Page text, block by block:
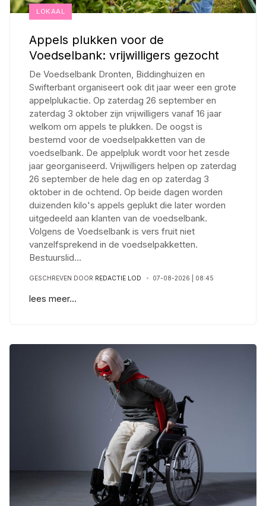
LOKAAL
Appels plukken voor de
Voedselbank: vrijwilligers gezocht
De Voedselbank Dronten, Biddinghuizen en
Swifterbant organiseert ook dit jaar weer een grote
appelplukactie. Op zaterdag 26 september en
zaterdag 3 oktober zijn vrijwilligers vanaf 16 jaar
welkom om appels te plukken. De oogst is
bestemd voor de voedselpakketten van de
voedselbank. De appelpluk wordt voor het zesde
jaar georganiseerd. Vrijwilligers helpen op zaterdag
26 september de hele dag en op zaterdag 3
oktober in de ochtend. Op beide dagen worden
duizenden kilo's appels geplukt die later worden
uitgedeeld aan klanten van de voedselbank.
Volgens de Voedselbank is vers fruit niet
vanzelfsprekend in de voedselpakketten.
Bestuurslid...
GESCHREVEN DOOR REDACTIE LOD 07-08-2026 | 08:45
lees meer...